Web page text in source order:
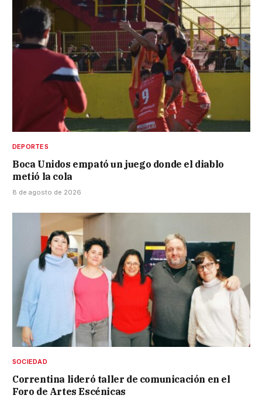
DEPORTES
Boca Unidos empató un juego donde el diablo
metió la cola
8 de agosto de 2026
SOCIEDAD
Correntina lideró taller de comunicación en el
Foro de Artes Escénicas